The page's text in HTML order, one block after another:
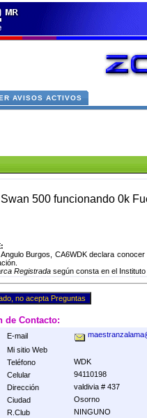
AVISOS ACTIVOS
500 funcionando 0k
Burgos, CA6WDK declara
Registrada según consta en el
de Contacto:
E-mail
Mi sitio Web
Teléfono
WDK
Celular
94110198
Dirección
valdivia # 437
Ciudad
Osorno
R.Club
NINGUNO